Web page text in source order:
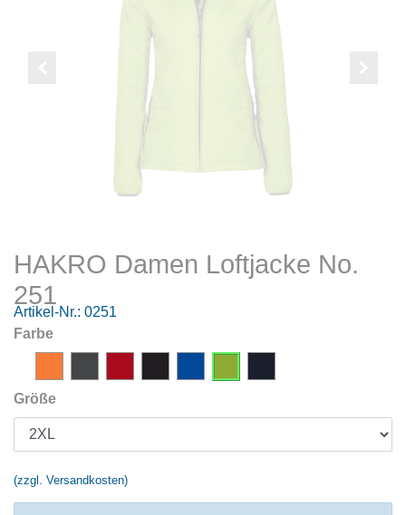
HAKRO Damen Loftjacke No.
251
Artikel-Nr.: 0251
Farbe
Größe
(zzgl. Versandkosten)